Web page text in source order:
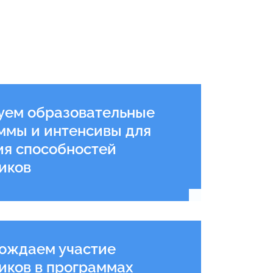
Подробнее
образовательные
и интенсивы для
способностей
участие
в программах